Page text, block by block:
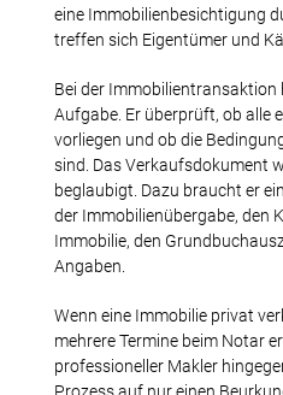
eine Immobilienbesichtigung
treffen sich Eigentümer und
Bei der
Aufgabe. Er überprüft, ob alle
vorliegen und ob die
sind. Das Verkaufsdokument
beglaubigt. Dazu braucht er
der Immobilienübergabe, den
Immobilie, den
Angaben.
Wenn eine Immobilie privat
mehrere Termine beim Notar
professioneller Makler
Prozess auf nur einen